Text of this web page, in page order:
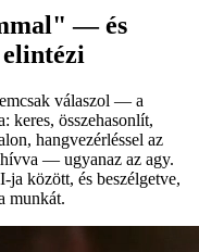
— és
elintézi
válaszol — a
keres, összehasonlít,
hangvezérléssel az
— ugyanaz az agy.
ja között, és beszélgetve,
munkát.